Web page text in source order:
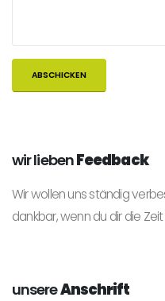
wir liebenFeedback
Wir wollen uns ständig
dankbar, wenn du dir die
unsereAnschrift